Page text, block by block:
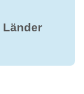
Länder